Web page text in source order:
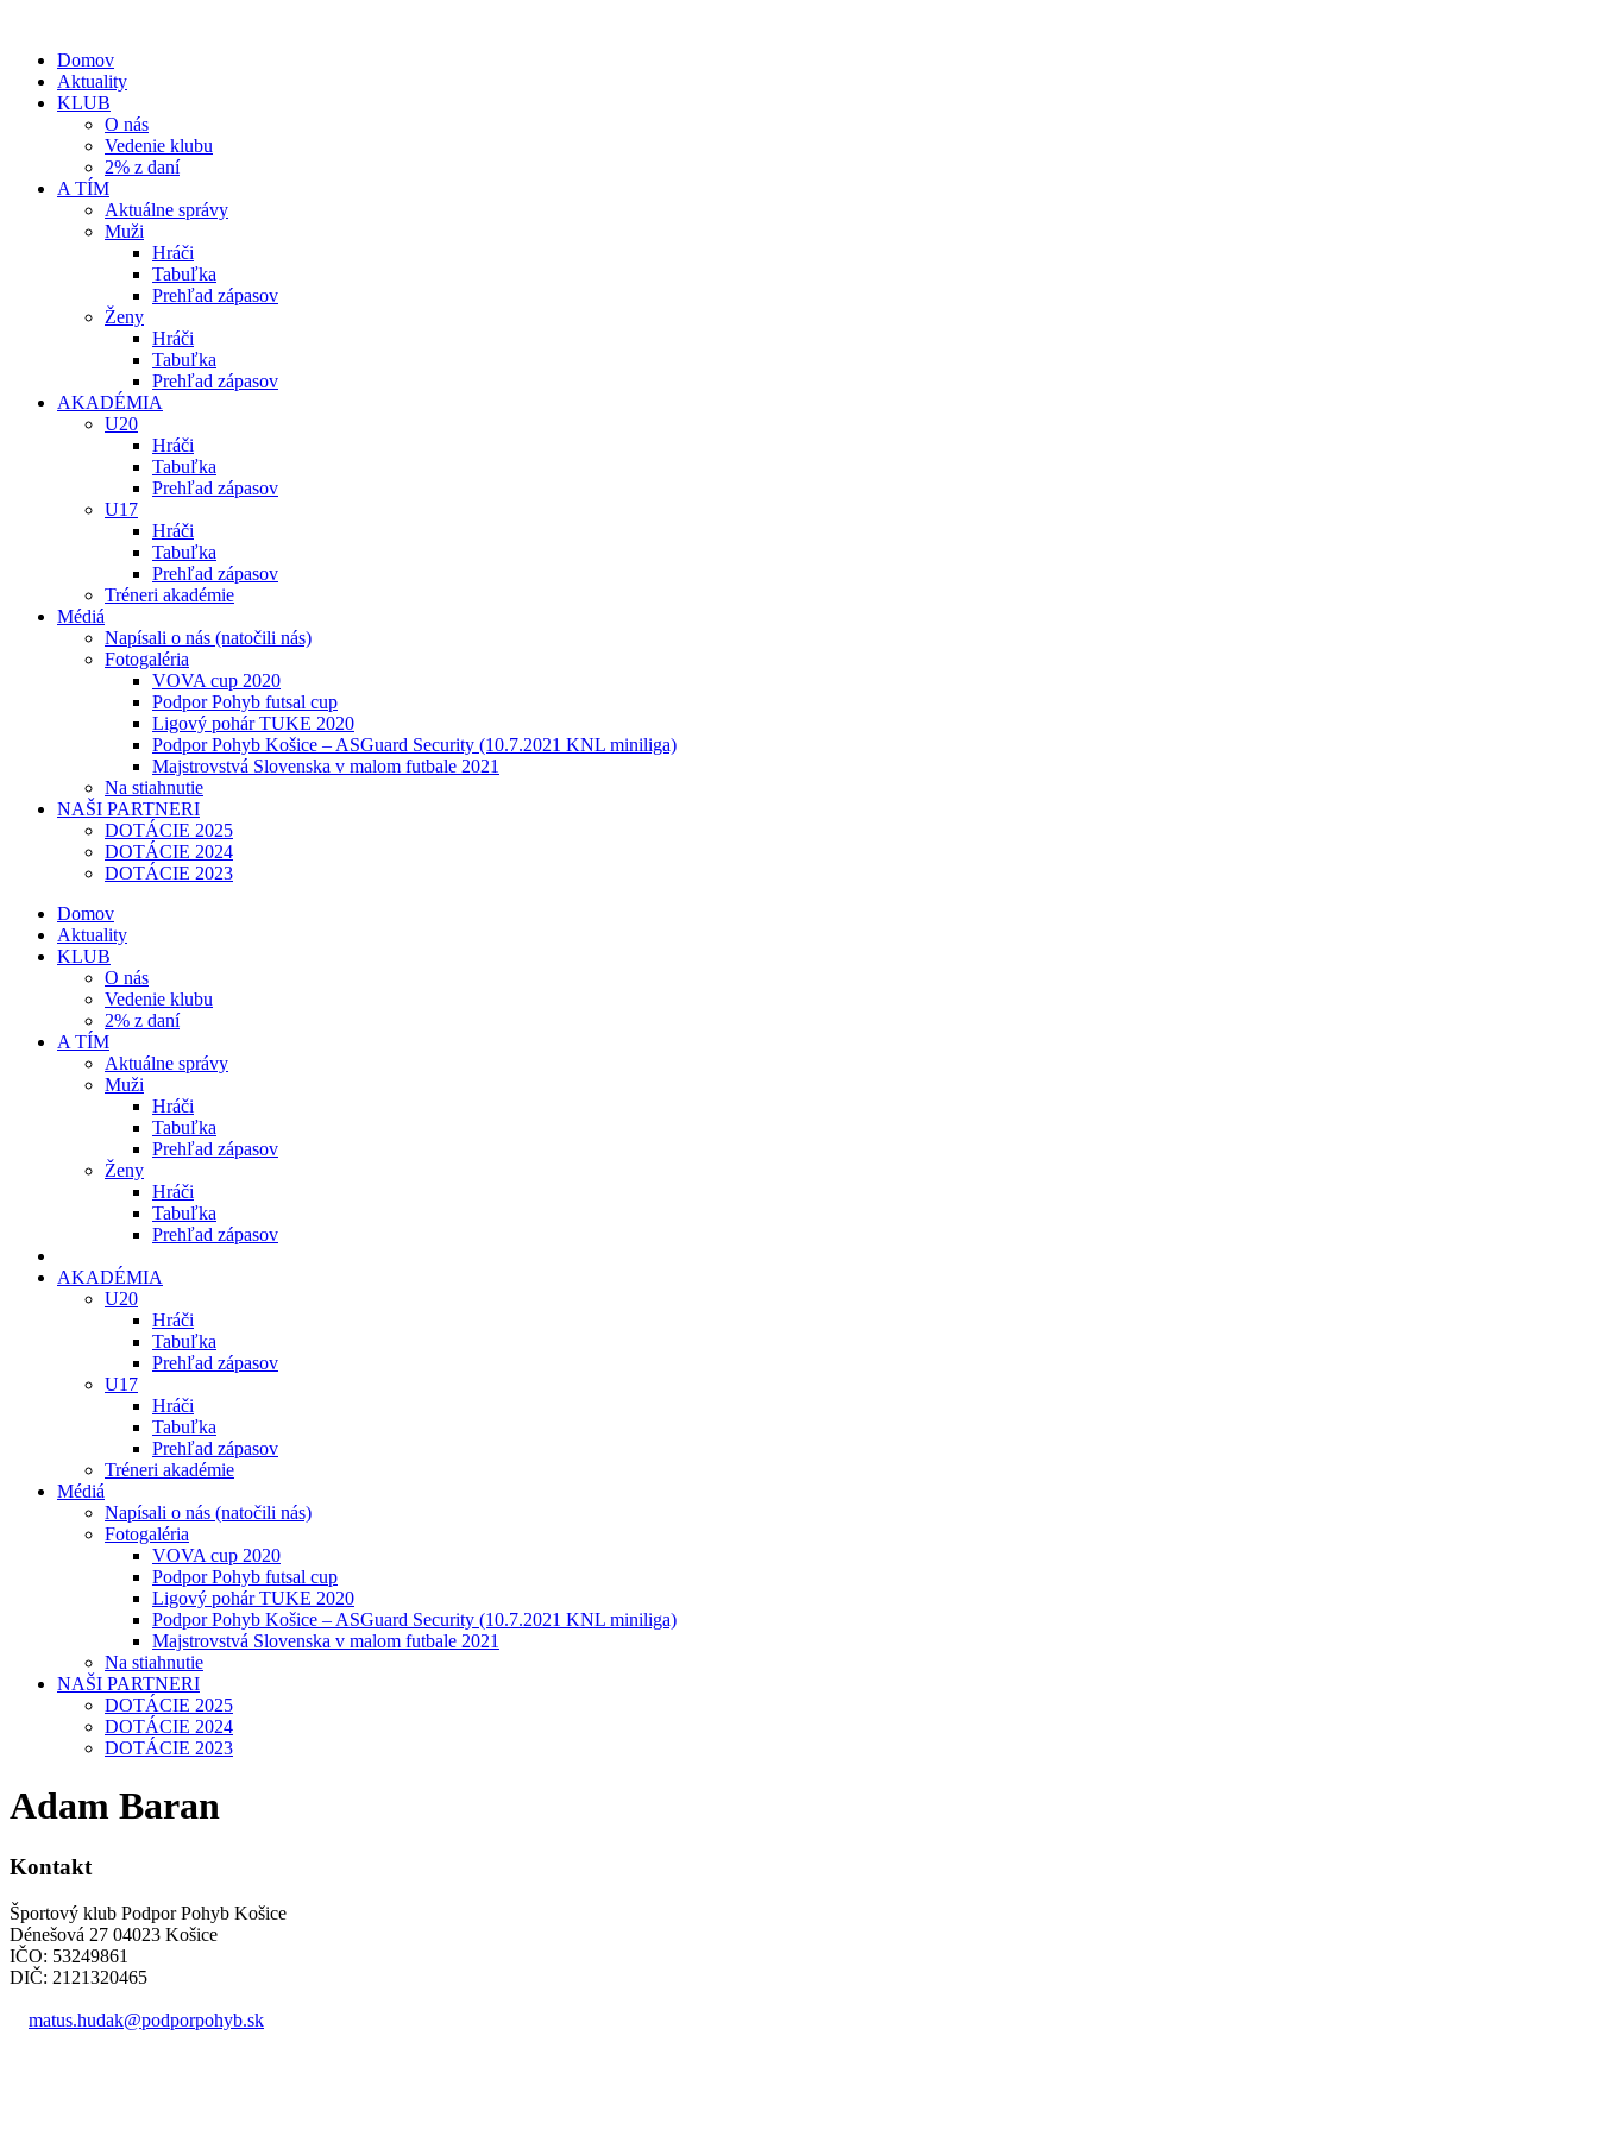
Domov
Aktuality
KLUB
O nás
Vedenie klubu
2% z daní
A TÍM
Aktuálne správy
Muži
Hráči
Tabuľka
Prehľad zápasov
Ženy
Hráči
Tabuľka
Prehľad zápasov
AKADÉMIA
U20
Hráči
Tabuľka
Prehľad zápasov
U17
Hráči
Tabuľka
Prehľad zápasov
Tréneri akadémie
Médiá
Napísali o nás (natočili nás)
Fotogaléria
VOVA cup 2020
Podpor Pohyb futsal cup
Ligový pohár TUKE 2020
Podpor Pohyb Košice – ASGuard Security (10.7.2021 KNL miniliga)
Majstrovstvá Slovenska v malom futbale 2021
Na stiahnutie
NAŠI PARTNERI
DOTÁCIE 2025
DOTÁCIE 2024
DOTÁCIE 2023
Domov
Aktuality
KLUB
O nás
Vedenie klubu
2% z daní
A TÍM
Aktuálne správy
Muži
Hráči
Tabuľka
Prehľad zápasov
Ženy
Hráči
Tabuľka
Prehľad zápasov
AKADÉMIA
U20
Hráči
Tabuľka
Prehľad zápasov
U17
Hráči
Tabuľka
Prehľad zápasov
Tréneri akadémie
Médiá
Napísali o nás (natočili nás)
Fotogaléria
VOVA cup 2020
Podpor Pohyb futsal cup
Ligový pohár TUKE 2020
Podpor Pohyb Košice – ASGuard Security (10.7.2021 KNL miniliga)
Majstrovstvá Slovenska v malom futbale 2021
Na stiahnutie
NAŠI PARTNERI
DOTÁCIE 2025
DOTÁCIE 2024
DOTÁCIE 2023
Adam Baran
Kontakt
Športový klub Podpor Pohyb Košice
Dénešová 27 04023 Košice
IČO: 53249861
DIČ: 2121320465
matus.hudak@podporpohyb.sk